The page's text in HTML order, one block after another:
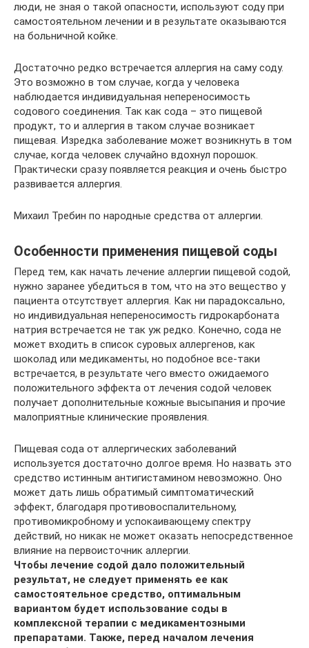
люди, не зная о такой опасности, используют соду при
самостоятельном лечении и в результате оказываются
на больничной койке.
Достаточно редко встречается аллергия на саму соду.
Это возможно в том случае, когда у человека
наблюдается индивидуальная непереносимость
содового соединения. Так как сода – это пищевой
продукт, то и аллергия в таком случае возникает
пищевая. Изредка заболевание может возникнуть в том
случае, когда человек случайно вдохнул порошок.
Практически сразу появляется реакция и очень быстро
развивается аллергия.
Михаил Требин по народные средства от аллергии.
Особенности применения пищевой соды
Перед тем, как начать лечение аллергии пищевой содой,
нужно заранее убедиться в том, что на это вещество у
пациента отсутствует аллергия. Как ни парадоксально,
но индивидуальная непереносимость гидрокарбоната
натрия встречается не так уж редко. Конечно, сода не
может входить в список суровых аллергенов, как
шоколад или медикаменты, но подобное все-таки
встречается, в результате чего вместо ожидаемого
положительного эффекта от лечения содой человек
получает дополнительные кожные высыпания и прочие
малоприятные клинические проявления.
Пищевая сода от аллергических заболеваний
используется достаточно долгое время. Но назвать это
средство истинным антигистамином невозможно. Оно
может дать лишь обратимый симптоматический
эффект, благодаря противовоспалительному,
противомикробному и успокаивающему спектру
действий, но никак не может оказать непосредственное
влияние на первоисточник аллергии.
Чтобы лечение содой дало положительный
результат, не следует применять ее как
самостоятельное средство, оптимальным
вариантом будет использование соды в
комплексной терапии с медикаментозными
препаратами. Также, перед началом лечения